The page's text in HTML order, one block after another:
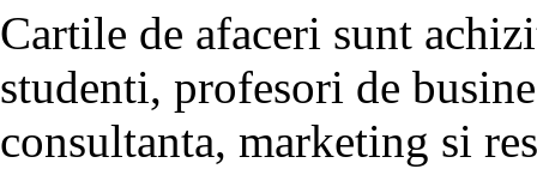
Cartile de afaceri sunt
studenti, profesori de
consultanta, marketing si